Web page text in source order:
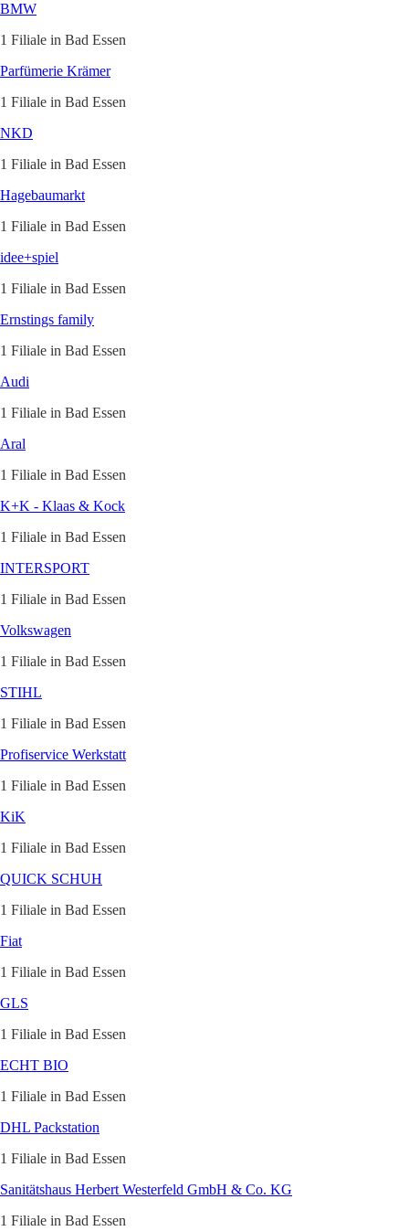
BMW
1 Filiale in Bad Essen
Parfümerie Krämer
1 Filiale in Bad Essen
NKD
1 Filiale in Bad Essen
Hagebaumarkt
1 Filiale in Bad Essen
idee+spiel
1 Filiale in Bad Essen
Ernstings family
1 Filiale in Bad Essen
Audi
1 Filiale in Bad Essen
Aral
1 Filiale in Bad Essen
K+K - Klaas & Kock
1 Filiale in Bad Essen
INTERSPORT
1 Filiale in Bad Essen
Volkswagen
1 Filiale in Bad Essen
STIHL
1 Filiale in Bad Essen
Profiservice Werkstatt
1 Filiale in Bad Essen
KiK
1 Filiale in Bad Essen
QUICK SCHUH
1 Filiale in Bad Essen
Fiat
1 Filiale in Bad Essen
GLS
1 Filiale in Bad Essen
ECHT BIO
1 Filiale in Bad Essen
DHL Packstation
1 Filiale in Bad Essen
Sanitätshaus Herbert Westerfeld GmbH & Co. KG
1 Filiale in Bad Essen